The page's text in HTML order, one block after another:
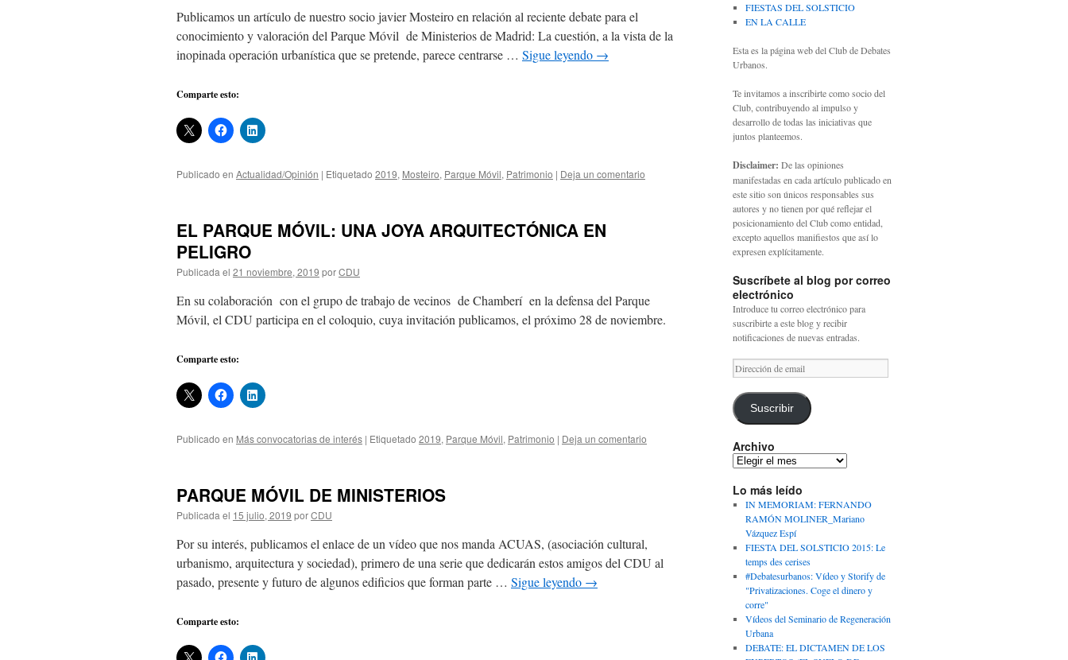
Publicamos un artículo de nuestro socio javier Mosteiro en relación al reciente debate para el
conocimiento y valoración del Parque Móvil de Ministerios de Madrid: La cuestión, a la vista de la
inopinada operación urbanística que se pretende, parece centrarse … Sigue leyendo →
Comparte esto:
Publicado en Actualidad/Opinión | Etiquetado 2019, Mosteiro, Parque Móvil, Patrimonio | Deja un comentario
EL PARQUE MÓVIL: UNA JOYA ARQUITECTÓNICA EN
PELIGRO
Publicada el 21 noviembre, 2019 porCDU
En su colaboración con el grupo de trabajo de vecinos de Chamberí en la defensa del Parque
Móvil, el CDU participa en el coloquio, cuya invitación publicamos, el próximo 28 de noviembre.
Comparte esto:
Publicado en Más convocatorias de interés | Etiquetado 2019, Parque Móvil, Patrimonio | Deja un comentario
PARQUE MÓVIL DE MINISTERIOS
Publicada el 15 julio, 2019 porCDU
Por su interés, publicamos el enlace de un vídeo que nos manda ACUAS, (asociación cultural,
urbanismo, arquitectura y sociedad), primero de una serie que dedicarán estos amigos del CDU al
pasado, presente y futuro de algunos edificios que forman parte … Sigue leyendo →
Comparte esto:
FIESTAS DEL SOLSTICIO
EN LA CALLE
Esta es la página web del Club de Debates
Urbanos.
Te invitamos a inscribirte como socio del
Club, contribuyendo al impulso y
desarrollo de todas las iniciativas que
juntos planteemos.
Disclaimer: De las opiniones
manifestadas en cada artículo publicado en
este sitio son únicos responsables sus
autores y no tienen por qué reflejar el
posicionamiento del Club como entidad,
excepto aquellos manifiestos que así lo
expresen explícitamente.
Suscríbete al blog por correo
electrónico
Introduce tu correo electrónico para
suscribirte a este blog y recibir
notificaciones de nuevas entradas.
Dirección
de
email
Suscribir
Archivo
Archivo
Lo más leído
IN MEMORIAM: FERNANDO
RAMÓN MOLINER_Mariano
Vázquez Espí
FIESTA DEL SOLSTICIO 2015: Le
temps des cerises
#Debatesurbanos: Vídeo y Storify de
"Privatizaciones. Coge el dinero y
corre"
Vídeos del Seminario de Regeneración
Urbana
DEBATE: EL DICTAMEN DE LOS